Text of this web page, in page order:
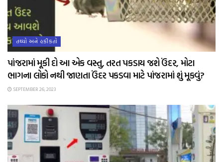
તથ્યો અને હકીકતો
પાંજરામાં મૂકી દો આ એક વસ્તુ, તરત પકડાય જશે ઉંદર, મોટા
ભાગના લોકો નથી જાણતા ઉંદર પકડવા માટે પાંજરામાં શું મૂકવું?
SEPTEMBER 26, 2023